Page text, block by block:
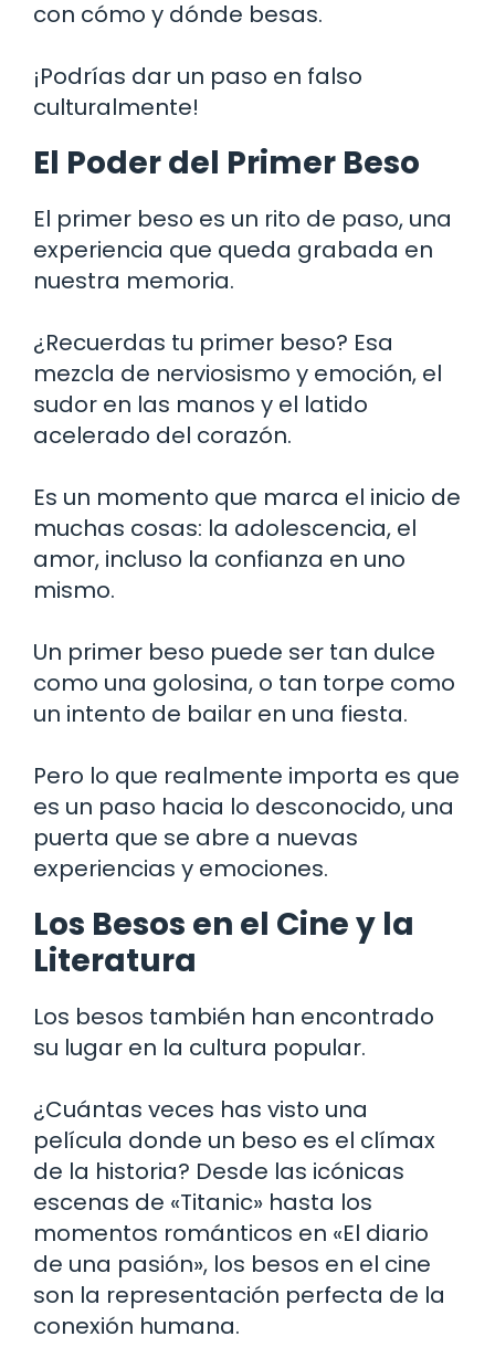
con cómo y dónde besas.
¡Podrías dar un paso en falso
culturalmente!
El Poder del Primer Beso
El primer beso es un rito de paso, una
experiencia que queda grabada en
nuestra memoria.
¿Recuerdas tu primer beso? Esa
mezcla de nerviosismo y emoción, el
sudor en las manos y el latido
acelerado del corazón.
Es un momento que marca el inicio de
muchas cosas: la adolescencia, el
amor, incluso la confianza en uno
mismo.
Un primer beso puede ser tan dulce
como una golosina, o tan torpe como
un intento de bailar en una fiesta.
Pero lo que realmente importa es que
es un paso hacia lo desconocido, una
puerta que se abre a nuevas
experiencias y emociones.
Los Besos en el Cine y la
Literatura
Los besos también han encontrado
su lugar en la cultura popular.
¿Cuántas veces has visto una
película donde un beso es el clímax
de la historia? Desde las icónicas
escenas de «Titanic» hasta los
momentos románticos en «El diario
de una pasión», los besos en el cine
son la representación perfecta de la
conexión humana.